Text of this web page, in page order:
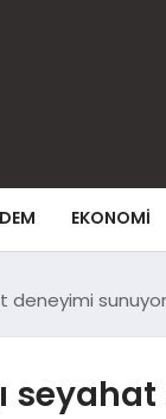
EKONOMI
deneyimi